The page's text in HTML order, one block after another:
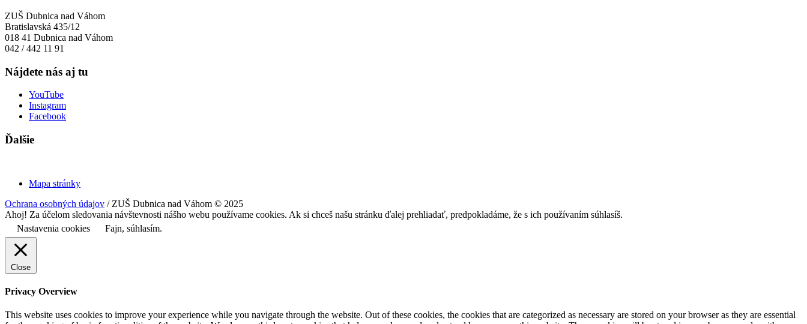
ZUŠ Dubnica nad Váhom
Bratislavská 435/12
018 41 Dubnica nad Váhom
042 / 442 11 91
Nájdete nás aj tu
YouTube
Instagram
Facebook
Ďalšie
Mapa stránky
Ochrana osobných údajov / ZUŠ Dubnica nad Váhom © 2025
Ahoj! Za účelom sledovania návštevnosti nášho webu používame cookies. Ak si chceš našu stránku ďalej prehliadať, predpokladáme, že s ich používaním súhlasíš.
Nastavenia cookies
Fajn, súhlasím.
Close
Privacy Overview
This website uses cookies to improve your experience while you navigate through the website. Out of these cookies, the cookies that are categorized as necessary are stored on your browser as they are essential